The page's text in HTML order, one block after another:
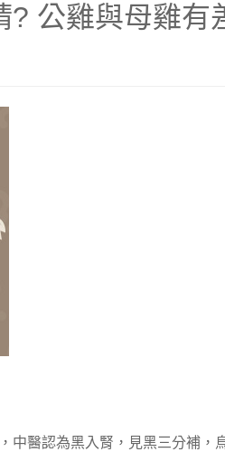
? 公雞與母雞有
中醫認為黑入腎，見黑三分補，